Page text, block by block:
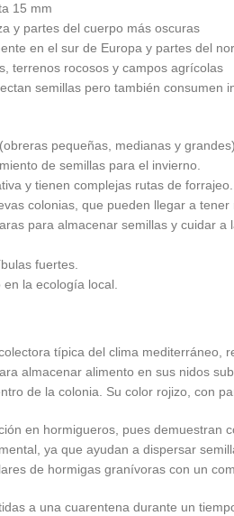
15 mm
y partes del cuerpo más oscuras
en el sur de Europa y partes del
terrenos rocosos y campos agrícolas
semillas pero también consumen
pequeñas, medianas y
de semillas para el invierno.
y tienen complejas rutas de forrajeo.
colonias, que pueden llegar a tener
para almacenar semillas y cuidar a
fuertes.
la ecología local.
típica del clima
almacenar alimento en sus nidos
de la colonia. Su color rojizo, con
en hormigueros, pues
ya que ayudan a dispersar
de hormigas granívoras con un
a una cuarentena durante un